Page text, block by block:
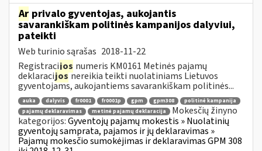
Ar privalo gyventojas, aukojantis
savarankiškam politinės kampanijos dalyviui,
pateikti
Web turinio sąrašas 2018-11-22
Registracijos numeris KM0161 Metinės pajamų
deklaracijosnereikia teikti nuolatiniams Lietuvos
gyventojams, aukojantiems savarankiškam politinės...
auka dalyvis fr0001 fr0001p gpm gpm308
politinė kampanija
pajamų deklaravimas
metinė pajamų deklaracija
Mokesčių žinyno
kategorijos:Gyventojų pajamų mokestis » Nuolatinių
gyventojų samprata, pajamos ir jų deklaravimas »
Pajamų mokesčio sumokėjimas ir deklaravimas GPM 308